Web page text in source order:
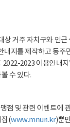
거주 자치구와 인근
내지를 제작하고 동주
2022-2023 이용안내지
수 있다.
점 및 관련 이벤트에
집(www.mnuri.kr)뿐